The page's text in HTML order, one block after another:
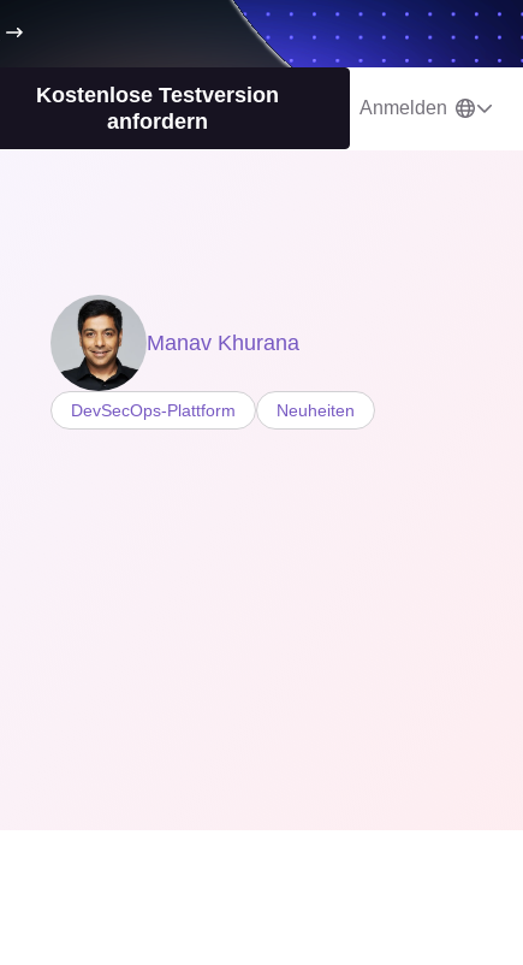
Kostenlose Testversion
anfordern
Anmelden
Manav Khurana
DevSecOps-Plattform Neuheiten